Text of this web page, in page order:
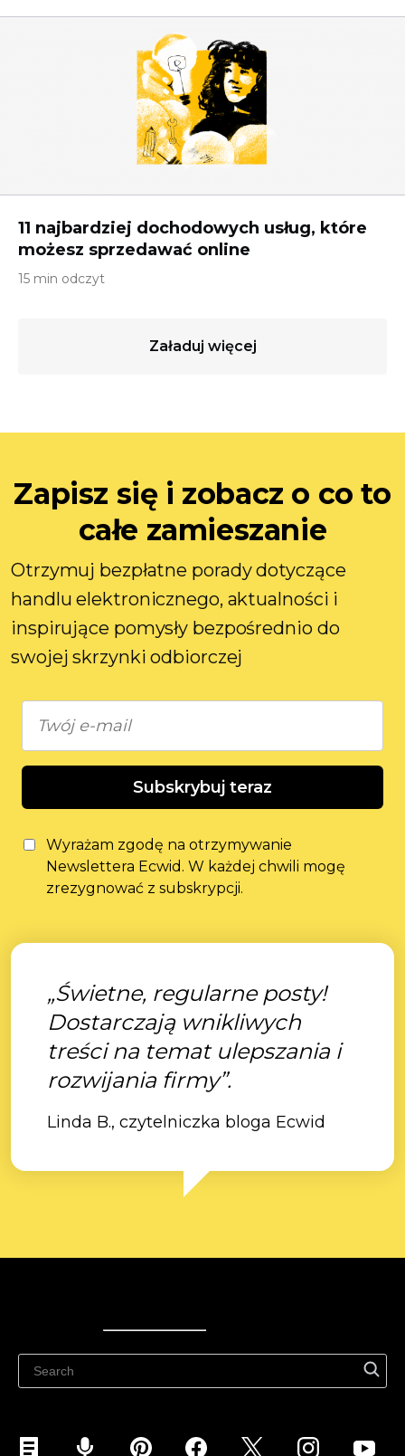
11 najbardziej dochodowych usług, które
możesz sprzedawać online
15 min odczyt
Załaduj więcej
Zapisz się i zobacz o co to
całe zamieszanie
Otrzymuj bezpłatne porady dotyczące
handlu elektronicznego, aktualności i
inspirujące pomysły bezpośrednio do
swojej skrzynki odbiorczej
Subskrybuj teraz
Wyrażam zgodę na otrzymywanie
Newslettera Ecwid. W każdej chwili mogę
zrezygnować z subskrypcji.
„Świetne, regularne posty!
Dostarczają wnikliwych
treści na temat ulepszania i
rozwijania firmy”.
Linda B., czytelniczka bloga Ecwid